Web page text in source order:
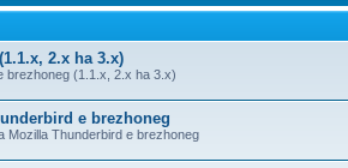
2.x ha 3.x)
brezhoneg (1.1.x, 2.x ha 3.x)
e brezhoneg
Mozilla Thunderbird e brezhoneg